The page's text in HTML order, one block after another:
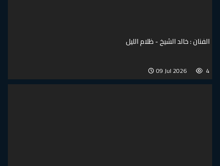
الفنان : خالد الشيخ - ظلام الليل
09 Jul 2026